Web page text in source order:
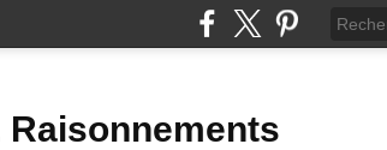
Raisonnements